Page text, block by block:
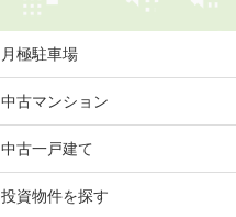
月極駐車場
中古マンション
中古一戸建て
投資物件を探す